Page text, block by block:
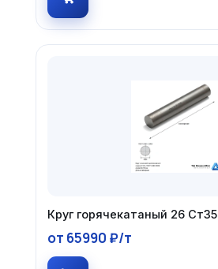
Круг горячекатаный 26 Ст35
от 65990 ₽/т